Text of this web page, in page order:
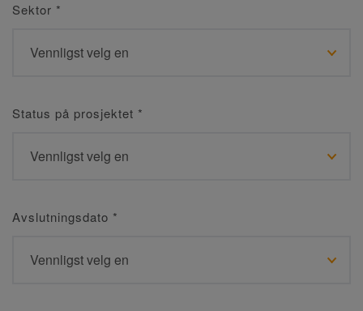
Sektor *
Status på prosjektet *
Avslutningsdato *